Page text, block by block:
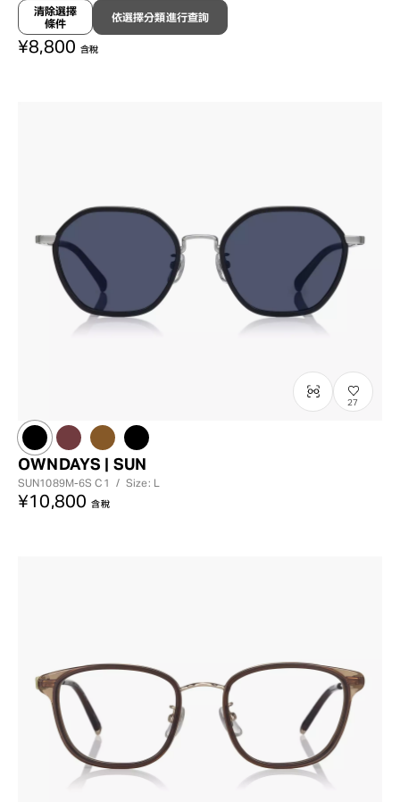
依選擇分類進行查詢
清除選擇
條件
OWNDAYS | SUN
SUN2129M-6S
¥8,800 含稅
27
OWNDAYS | SUN
SUN1089M-6SC1 / Size: L
¥10,800 含稅